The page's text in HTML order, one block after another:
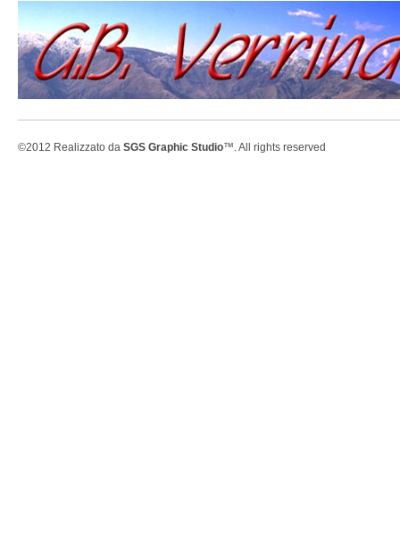
©2012 Realizzato da SGS Graphic Studio™. All rights reserved